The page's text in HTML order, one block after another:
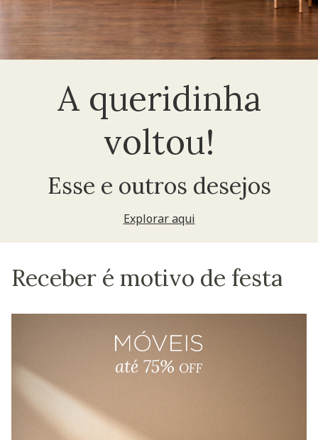
A queridinha
voltou!
Esse e outros desejos
Explorar aqui
Receber é motivo de festa